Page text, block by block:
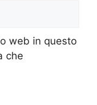
web in questo
che